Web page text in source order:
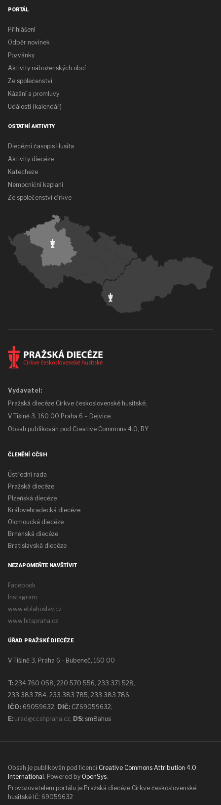
PORTÁL
Přihlášení
Odběr novinek
Pozvánky
Aktivity náboženských obcí
Ze společenství
Kázání a promluvy
Události (kalendář)
OSTATNÍ AKTIVITY
Diecézní časopis Husita
Aktivity diecéze
Katecheze
Nemocniční kaplani
Ze společenství církve
Vydavatel:
Pražská diecéze Církve československé husitské,
V Tišině 3, 160 00 Praha 6 – Dejvice.
Obsah publikován pod Creative Commons 4.0, BY
ČLENĚNÍ CČSH
Ústřední rada
Pražská diecéze
Plzeňská diecéze
Královehradecká diecéze
Olomoucká diecéze
Brněnská diecéze
Bratislavská diecéze
NEZAPOMEŇTE NAVŠTÍVIT
Facebook
Instagram
www.eblahoslav.cz
www.hitspraha.cz
ÚŘAD PRAŽSKÉ DIECÉZE
V Tišině 3, Praha 6 - Bubeneč, 160 00
T: 234 760 058, 220 570 556, 233 371 528,
233 383 784, 233 383 785, 233 383 786
IČO: 69059632, DIČ: CZ69059632
E: urad@ccshpraha.cz DS: sm8ahus
Obsah je publikován pod licencí Creative Commons Attribution 4.0
International . Powered by OpenSys
Provozovatelem portálu je Pražská diecéze Církve československé
husitské IČ: 69059632